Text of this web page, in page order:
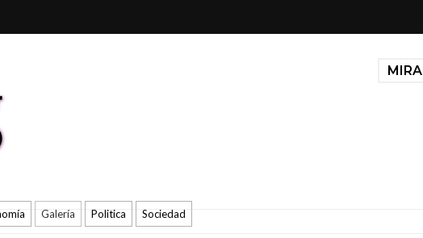
Galería Politica Sociedad